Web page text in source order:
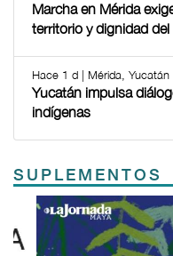
Marcha en Mérida
territorio y dignidad
Hace 1 d | Mérida, Yucatán
Yucatán impulsa
indígenas
SUPLEMENTOS